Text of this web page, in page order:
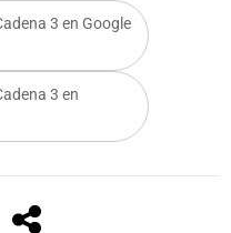
3 en Google
3 en